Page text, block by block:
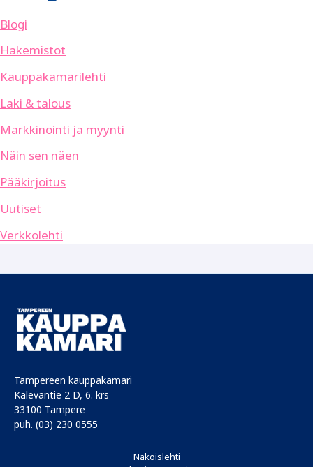
Blogi
Hakemistot
Kauppakamarilehti
Laki & talous
Markkinointi ja myynti
Näin sen näen
Pääkirjoitus
Uutiset
Verkkolehti
Tampereen kauppakamari
Kalevantie 2 D, 6. krs
33100 Tampere
puh. (03) 230 0555
Näköislehti